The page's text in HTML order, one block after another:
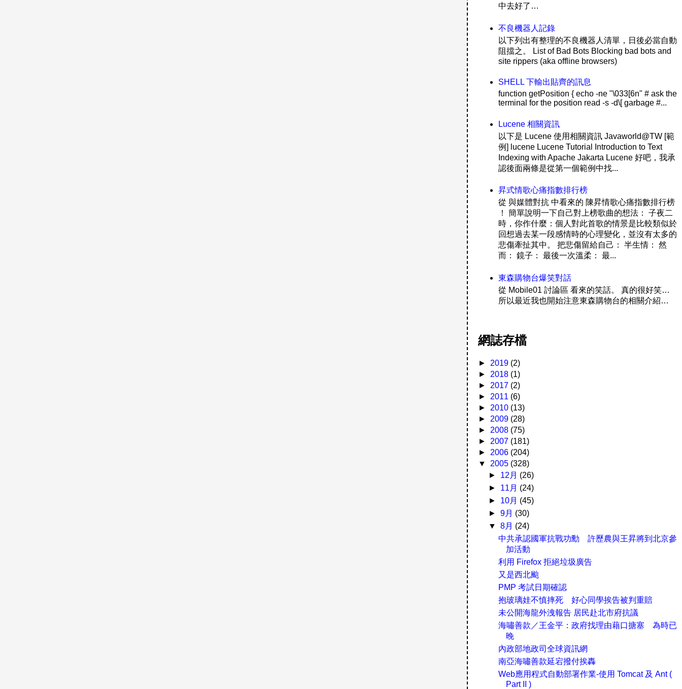
中去好了…
不良機器人記錄
以下列出有整理的不良機器人清單，日後必當自動
阻擋之。 List of Bad Bots Blocking bad bots and
site rippers (aka offline browsers)
SHELL 下輸出貼齊的訊息
function getPosition { echo -ne "\033[6n" # ask the
terminal for the position read -s -d\[ garbage #...
Lucene 相關資訊
以下是 Lucene 使用相關資訊 Javaworld@TW [範
例] lucene Lucene Tutorial Introduction to Text
Indexing with Apache Jakarta Lucene 好吧，我承
認後面兩條是從第一個範例中找...
昇式情歌心痛指數排行榜
從 與媒體對抗 中看來的 陳昇情歌心痛指數排行榜
！ 簡單說明一下自己對上榜歌曲的想法： 子夜二
時，你作什麼：個人對此首歌的情景是比較類似於
回想過去某一段感情時的心理變化，並沒有太多的
悲傷牽扯其中。 把悲傷留給自己： 半生情： 然
而： 鏡子： 最後一次溫柔： 最...
東森購物台爆笑對話
從 Mobile01 討論區 看來的笑話。 真的很好笑…
所以最近我也開始注意東森購物台的相關介紹…
網誌存檔
► 2019 (2)
► 2018 (1)
► 2017 (2)
► 2011 (6)
► 2010 (13)
► 2009 (28)
► 2008 (75)
► 2007 (181)
► 2006 (204)
▼ 2005 (328)
► 12月 (26)
► 11月 (24)
► 10月 (45)
► 9月 (30)
▼ 8月 (24)
中共承認國軍抗戰功勳 許歷農與王昇將到北京參
加活動
利用 Firefox 拒絕垃圾廣告
又是西北颱
PMP 考試日期確認
抱玻璃娃不慎摔死 好心同學挨告被判重賠
未公開海龍外洩報告 居民赴北市府抗議
海嘯善款／王金平：政府找理由藉口搪塞 為時已
晚
內政部地政司全球資訊網
南亞海嘯善款延宕撥付挨轟
Web應用程式自動部署作業-使用 Tomcat 及 Ant (
Part II )